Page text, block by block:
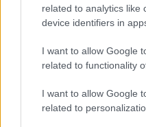
related to analytics like
device identifiers in
I want to allow Google
related to functionality
I want to allow Google
related to
Persze ez a rántotta
felpörgettem volna egy
kollégiumi időket,
készítettünk rántottát,
szalonnával,
fél kiló friss kenyérrel,
feküdtünk vissza az